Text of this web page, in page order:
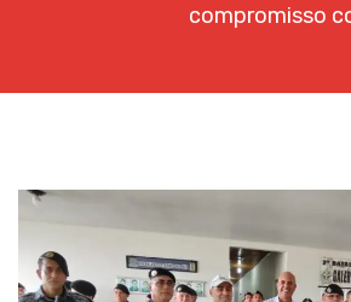
compromisso